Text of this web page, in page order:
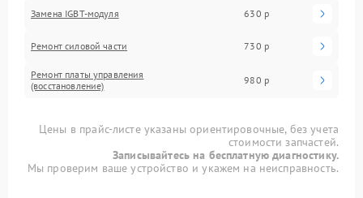
Замена IGBT-модуля 630 р
Ремонт силовой части 730 р
Ремонт платы управления
(восстановление)
980 р
Цены в прайс-листе указаны ориентировочные, без учета
стоимости запчастей.
Записывайтесь на бесплатную диагностику.
Мы проверим ваше устройство и укажем на неисправность.